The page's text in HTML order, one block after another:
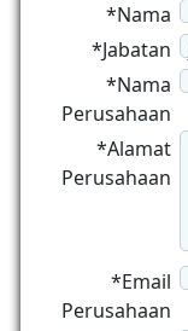
*Nama
*Jabatan
*Nama
Perusahaan
*Alamat
Perusahaan
*Email
Perusahaan